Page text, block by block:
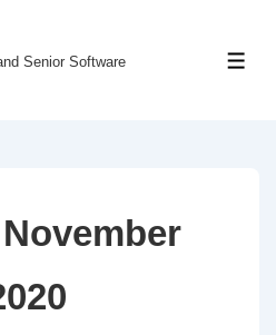
Senior Software
November